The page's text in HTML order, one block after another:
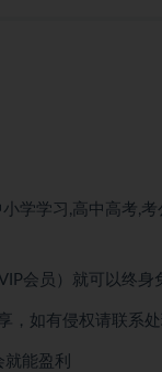
学学习,高中高考,
会员）就可以终身
，如有侵权请联系处
能盈利